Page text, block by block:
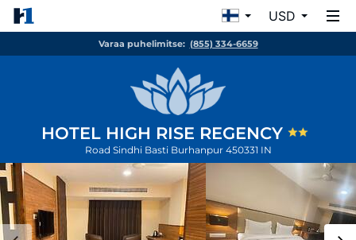
USD
Varaa puhelimitse: (855) 334-6659
HOTEL HIGH RISE REGENCY
Road Sindhi Basti Burhanpur 450331 IN